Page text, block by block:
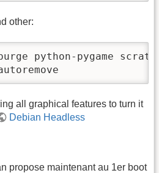
other:
python-pygame
all graphical features to turn it
Debian Headless
propose maintenant au 1er boot